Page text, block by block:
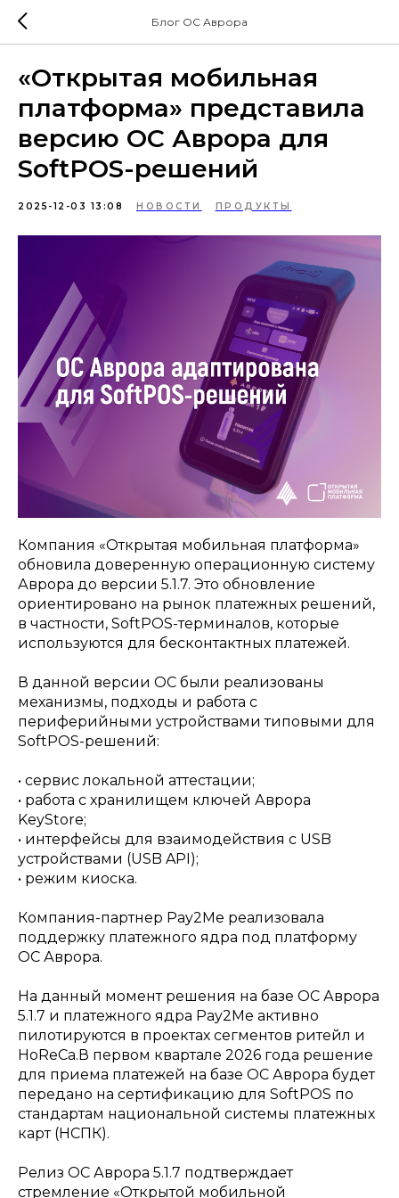
Блог ОС Аврора
«Открытая мобильная
платформа» представила
версию ОС Аврора для
SoftPOS-решений
2025-12-03 13:08 НОВОСТИ ПРОДУКТЫ
Компания «Открытая мобильная платформа»
обновила доверенную операционную систему
Аврора до версии 5.1.7. Это обновление
ориентировано на рынок платежных решений,
в частности, SoftPOS-терминалов, которые
используются для бесконтактных платежей.
В данной версии ОС были реализованы
механизмы, подходы и работа с
периферийными устройствами типовыми для
SoftPOS-решений:
• сервис локальной аттестации;
• работа с хранилищем ключей Аврора
KeyStore;
• интерфейсы для взаимодействия с USB
устройствами (USB API);
• режим киоска.
Компания-партнер Pay2Me реализовала
поддержку платежного ядра под платформу
ОС Аврора.
На данный момент решения на базе ОС Аврора
5.1.7 и платежного ядра Pay2Me активно
пилотируются в проектах сегментов ритейл и
HoReCa.В первом квартале 2026 года решение
для приема платежей на базе ОС Аврора будет
передано на сертификацию для SoftPOS по
стандартам национальной системы платежных
карт (НСПК).
Релиз ОС Аврора 5.1.7 подтверждает
стремление «Открытой мобильной